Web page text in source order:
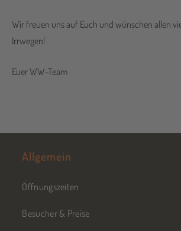
Wir freuen uns auf Euch und wünschen allen
Irrwegen!
Euer WW-Team
Allgemein
Öffnungszeiten
Besucher & Preise